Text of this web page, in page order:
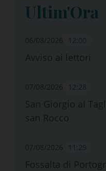
Ultim'Ora
06/08/2026 12:00
Avviso ai lettori
07/08/2026 12:28
San Giorgio al
san Rocco
07/08/2026 11:29
Fossalta di